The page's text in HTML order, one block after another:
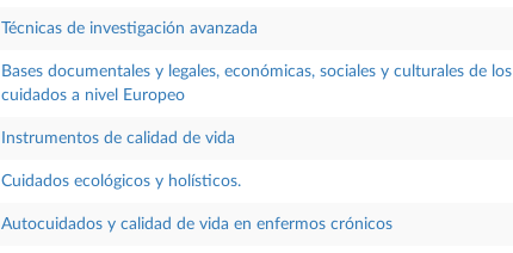
Técnicas de investigación avanzada
Bases documentales y legales, económicas, sociales y culturales de los
cuidados a nivel Europeo
Instrumentos de calidad de vida
Cuidados ecológicos y holísticos.
Autocuidados y calidad de vida en enfermos crónicos